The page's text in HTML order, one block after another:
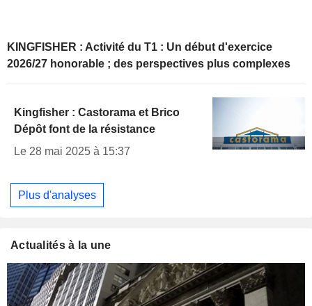
KINGFISHER : Activité du T1 : Un début d'exercice
2026/27 honorable ; des perspectives plus complexes
Kingfisher : Castorama et Brico
Dépôt font de la résistance
Le 28 mai 2025 à 15:37
Plus d'analyses
Actualités à la une